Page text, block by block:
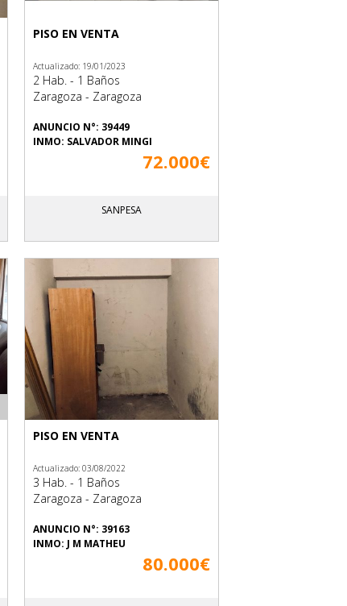
PISO EN VENTA
Actualizado: 19/01/2023
2 Hab. - 1 Baños
Zaragoza - Zaragoza
ANUNCIO N°: 39449
INMO: SALVADOR MINGI
72.000€
SANPESA
PISO EN VENTA
Actualizado: 03/08/2022
3 Hab. - 1 Baños
Zaragoza - Zaragoza
ANUNCIO N°: 39163
INMO: J M MATHEU
80.000€